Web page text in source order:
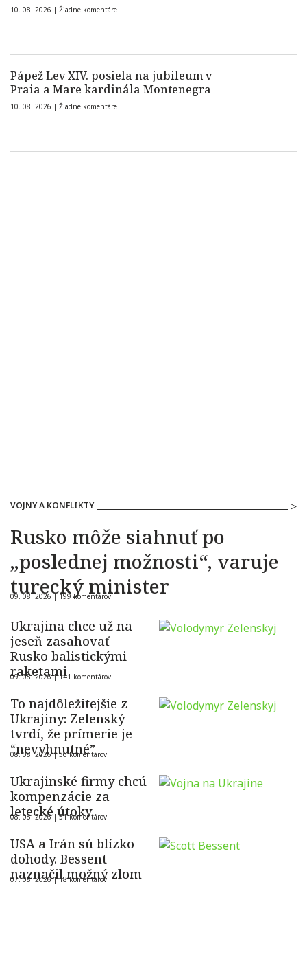
10. 08. 2026 | Žiadne komentáre
Pápež Lev XIV. posiela na jubileum v
Praia a Mare kardinála Montenegra
10. 08. 2026 | Žiadne komentáre
VOJNY A KONFLIKTY
Rusko môže siahnuť po
„poslednej možnosti“, varuje
turecký minister
09. 08. 2026 | 199 komentárov
Ukrajina chce už na
jeseň zasahovať
Rusko balistickými
raketami
09. 08. 2026 |141 komentárov
To najdôležitejšie z
Ukrajiny: Zelenský
tvrdí, že prímerie je
“nevyhnutné”
08. 08. 2026 |36 komentárov
Ukrajinské firmy chcú
kompenzácie za
letecké útoky
08. 08. 2026 |51 komentárov
USA a Irán sú blízko
dohody. Bessent
naznačil možný zlom
07. 08. 2026 |18 komentárov